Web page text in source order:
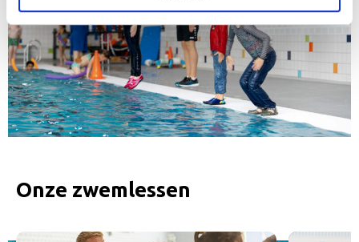
Onze zwemlessen